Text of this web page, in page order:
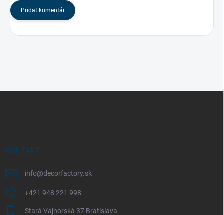
Pridať komentár
KONTAKT
info@decorfactory.sk
+421 948 221 998
Stará Vajnorská 37 Bratislava